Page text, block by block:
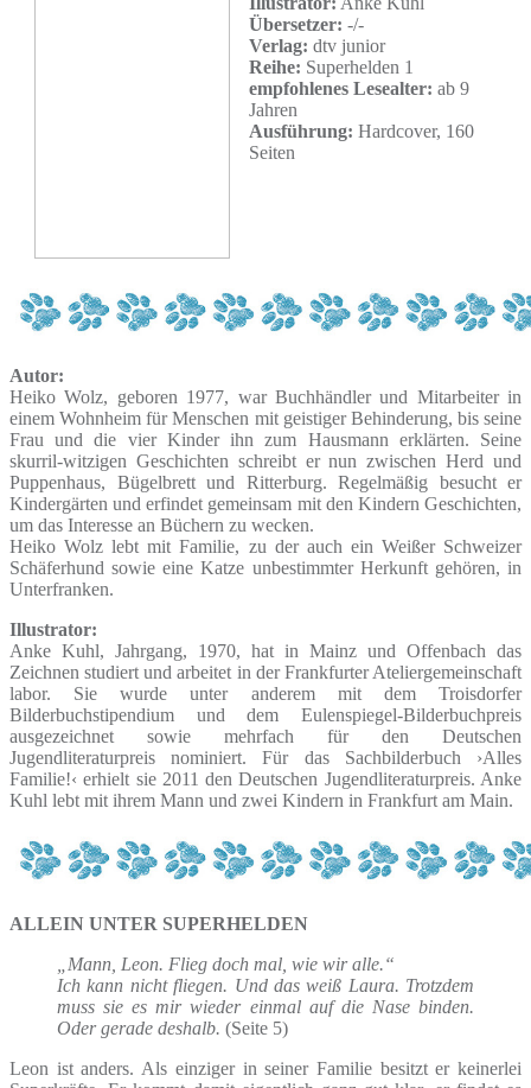
Übersetzer: -/-
Verlag: dtv junior
Reihe: Superhelden 1
empfohlenes Lesealter: ab 9
Jahren
Ausführung: Hardcover, 160
Seiten
Autor:
Heiko Wolz, geboren 1977, war Buchhändler und Mitarbeiter in
einem Wohnheim für Menschen mit geistiger Behinderung, bis seine
Frau und die vier Kinder ihn zum Hausmann erklärten. Seine
skurril-witzigen Geschichten schreibt er nun zwischen Herd und
Puppenhaus, Bügelbrett und Ritterburg. Regelmäßig besucht er
Kindergärten und erfindet gemeinsam mit den Kindern Geschichten,
um das Interesse an Büchern zu wecken.
Heiko Wolz lebt mit Familie, zu der auch ein Weißer Schweizer
Schäferhund sowie eine Katze unbestimmter Herkunft gehören, in
Unterfranken.
Illustrator:
Anke Kuhl, Jahrgang, 1970, hat in Mainz und Offenbach das
Zeichnen studiert und arbeitet in der Frankfurter Ateliergemeinschaft
labor. Sie wurde unter anderem mit dem Troisdorfer
Bilderbuchstipendium und dem Eulenspiegel-Bilderbuchpreis
ausgezeichnet sowie mehrfach für den Deutschen
Jugendliteraturpreis nominiert. Für das Sachbilderbuch ›Alles
Familie!‹ erhielt sie 2011 den Deutschen Jugendliteraturpreis. Anke
Kuhl lebt mit ihrem Mann und zwei Kindern in Frankfurt am Main.
ALLEIN UNTER SUPERHELDEN
„Mann, Leon. Flieg doch mal, wie wir alle.“
Ich kann nicht fliegen. Und das weiß Laura. Trotzdem
muss sie es mir wieder einmal auf die Nase binden.
Oder gerade deshalb. (Seite 5)
Leon ist anders. Als einziger in seiner Familie besitzt er keinerlei